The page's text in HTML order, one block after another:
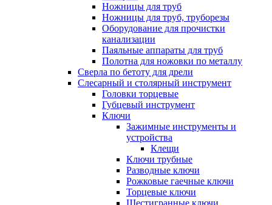
Ножницы для труб
Ножницы для труб, труборезы
Оборудование для прочистки
канализации
Паяльные аппараты для труб
Полотна для ножовки по металлу
Сверла по бетоту для дрели
Слесарный и столярный инструмент
Головки торцевые
Губцевый инструмент
Ключи
Зажимные инструменты и
устройства
Клещи
Ключи трубные
Разводные ключи
Рожковые гаечные ключи
Торцевые ключи
Шестигранные ключи